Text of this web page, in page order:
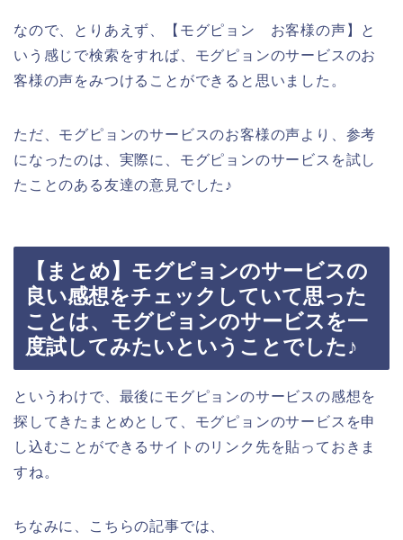
なので、とりあえず、【モグピョン お客様の声】と
いう感じで検索をすれば、モグピョンのサービスのお
客様の声をみつけることができると思いました。
ただ、モグピョンのサービスのお客様の声より、参考
になったのは、実際に、モグピョンのサービスを試し
たことのある友達の意見でした♪
【まとめ】モグピョンのサービスの
良い感想をチェックしていて思った
ことは、モグピョンのサービスを一
度試してみたいということでした♪
というわけで、最後にモグピョンのサービスの感想を
探してきたまとめとして、モグピョンのサービスを申
し込むことができるサイトのリンク先を貼っておきま
すね。
ちなみに、こちらの記事では、